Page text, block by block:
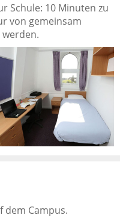
Schule: 10 Minuten zu
von gemeinsam
dem Campus.